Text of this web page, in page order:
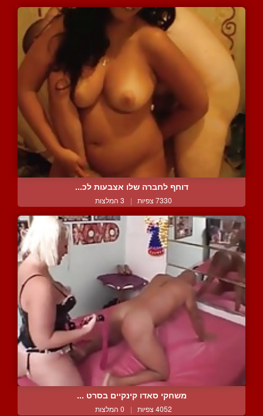
דוחף לחברה שלו אצבעות לכ...
7330 צפיות | 3 המלצות
משחקי סאדו קינקיים בסרט ...
4052 צפיות | 0 המלצות